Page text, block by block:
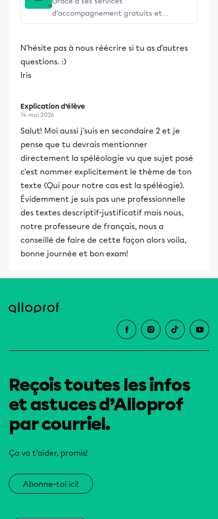
d’accompagnement gratuits et
stimulants, Alloprof engage les élèves
éducative.
N'hésite pas à nous réécrire si tu as d'autres
questions. :)
Iris
Explication d’élève
14 mai 2026
Salut! Moi aussi j'suis en secondaire 2 et je
pense que tu devrais mentionner
directement la spéléologie vu que sujet posé
c'est nommer explicitement le thème de ton
texte (Qui pour notre cas est la spéléogie).
Évidemment je suis pas une professionnelle
des textes descriptif-justificatif mais nous,
notre professeure de français, nous a
conseillé de faire de cette façon alors voila,
bonne journée et bon exam!
Reçois toutes les infos
et astuces d’Alloprof
par courriel.
Ça va t’aider, promis!
Abonne-toi ici!